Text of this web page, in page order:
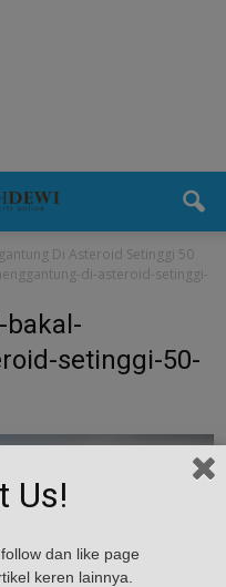
Di Asteroid Setinggi 50
di-asteroid-setinggi-
bakal-
setinggi-50-
Us!
dan like page
keren lainnya.